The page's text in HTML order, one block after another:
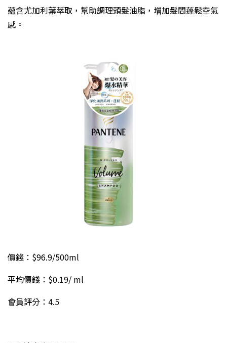
蘊含尤加利葉萃取，幫助調理頭髮油脂，增加髮間蓬鬆空氣
感。
價錢：$96.9/500ml
平均價錢：$0.19/ ml
會員評分：4.5